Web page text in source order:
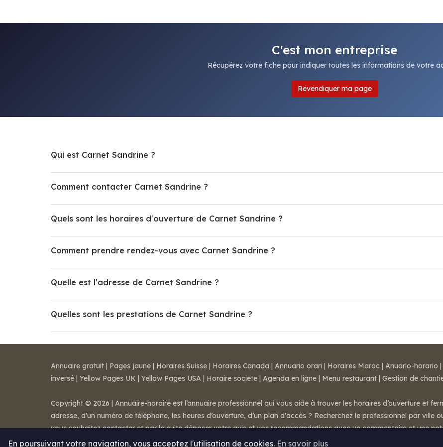
C'est mon entreprise
Récupérez votre fiche pour indiquer toutes les informations de votre
Revendiquer ma page
Qui est Carnet Sandrine ?
Comment contacter Carnet Sandrine ?
Quels sont les horaires d'ouverture de Carnet Sandrine ?
Comment prendre rendez-vous avec Carnet Sandrine ?
Quelle est l'adresse de Carnet Sandrine ?
Quelles sont les prestations de Carnet Sandrine ?
En poursuivant votre navigation, vous acceptez l'utilisation de cookies. En savoir plus
Annuaire gratuit | Pages jaune | Horaires Suisse | Horaires Canada | Annuario orari | Horaires Maroc | Anuario-horario |
inversé | Yellow Pages UK | Yellow Pages USA | Horaire societe | Agenda en ligne | Menu restaurant | Gestion de
Copyright © 2026 | Annuaire-horaire est l’annuaire professionnel qui vous aide à trouver les horaires d’ouverture et
adresse, d'un numéro de téléphone, les heures d’ouverture, d’un plan d'accès ? Recherchez le professionnel par
vous souhaitez contacter et par la suite déposer votre avis et vos recommandations avec un commentaire et une
Mentions légales-Conditions de ventes- Contact